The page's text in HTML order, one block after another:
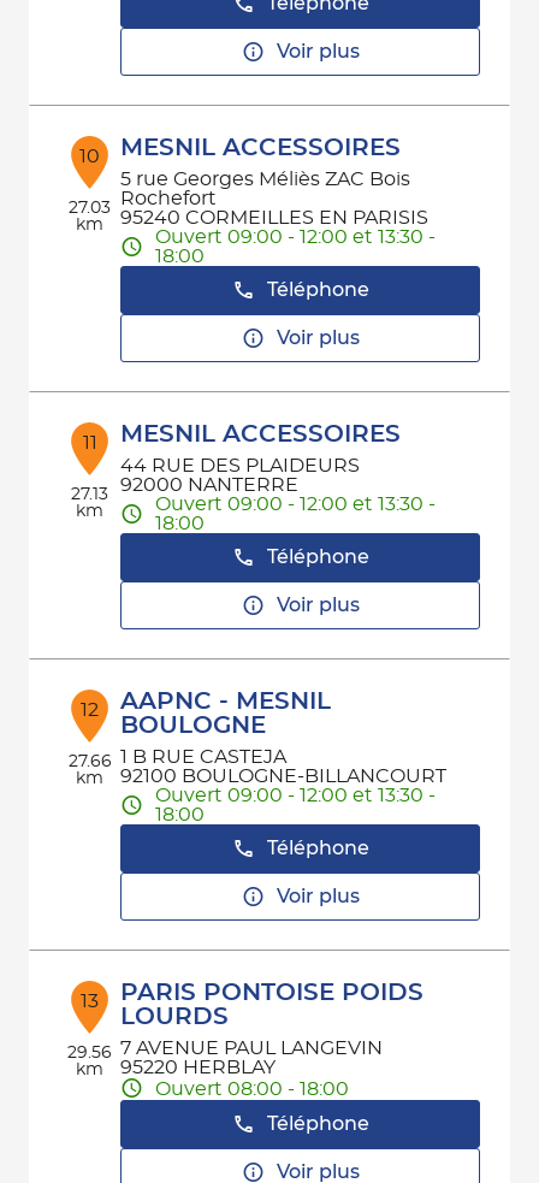
Voir plus
10
27.03
km
MESNIL ACCESSOIRES
5 rue Georges Méliès ZAC Bois
Rochefort
95240 CORMEILLES EN PARISIS
Ouvert 09:00 - 12:00 et 13:30 -
18:00
Téléphone
Voir plus
11
27.13
km
MESNIL ACCESSOIRES
44 RUE DES PLAIDEURS
92000 NANTERRE
Ouvert 09:00 - 12:00 et 13:30 -
18:00
Téléphone
Voir plus
12
27.66
km
AAPNC - MESNIL
BOULOGNE
1 B RUE CASTEJA
92100 BOULOGNE-BILLANCOURT
Ouvert 09:00 - 12:00 et 13:30 -
18:00
Téléphone
Voir plus
13
29.56
km
PARIS PONTOISE POIDS
LOURDS
7 AVENUE PAUL LANGEVIN
95220 HERBLAY
Ouvert 08:00 - 18:00
Téléphone
Voir plus